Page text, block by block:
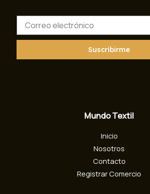
r
e
Suscribirme
Mundo Textil
Inicio
Nosotros
Contacto
Registrar Comercio